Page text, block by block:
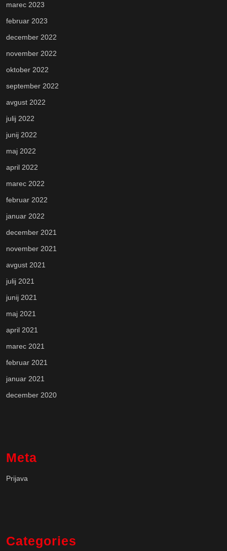
marec 2023
februar 2023
december 2022
november 2022
oktober 2022
september 2022
avgust 2022
julij 2022
junij 2022
maj 2022
april 2022
marec 2022
februar 2022
januar 2022
december 2021
november 2021
avgust 2021
julij 2021
junij 2021
maj 2021
april 2021
marec 2021
februar 2021
januar 2021
december 2020
Meta
Prijava
Categories